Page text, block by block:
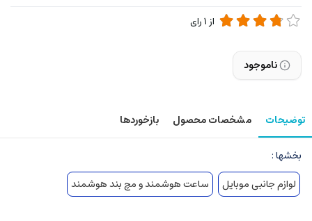
از 1رای
ناموجود
توضیحات مشخصات محصول بازخوردها
بخشها :
لوازم جانبی موبایل
ساعت هوشمند و مچ بند هوشمند